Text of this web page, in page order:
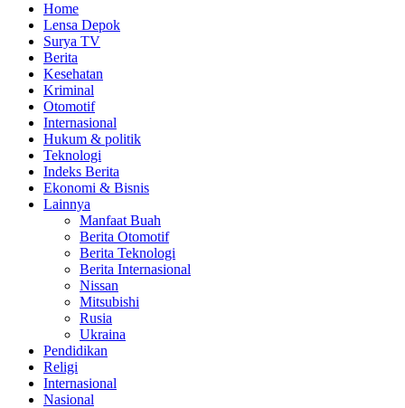
Home
Lensa Depok
Surya TV
Berita
Kesehatan
Kriminal
Otomotif
Internasional
Hukum & politik
Teknologi
Indeks Berita
Ekonomi & Bisnis
Lainnya
Manfaat Buah
Berita Otomotif
Berita Teknologi
Berita Internasional
Nissan
Mitsubishi
Rusia
Ukraina
Pendidikan
Religi
Internasional
Nasional